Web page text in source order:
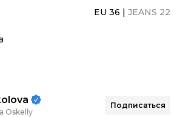
EU 36 | JEANS 22
Oskelly
Подписаться